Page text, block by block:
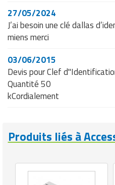
Tuyau flexible
Tuyau renforcé
Ventilateurs et aération
Vestiaires et casiers
Equipements pour stade
sportif
Jeu gymnique
Loisirs
Matériel de musculation
Portes commandes
Présentoir pour restaurant
Réchaud professionnel
Réfrigérateur
Restauration foraine
Rôtisserie professionnelle
Sautause professionnelle
27/05/2024
J’ai besoin une clé dallas
miens merci
03/06/2015
Devis pour Clef
Quantité 50
kCordialement
Produits liés à